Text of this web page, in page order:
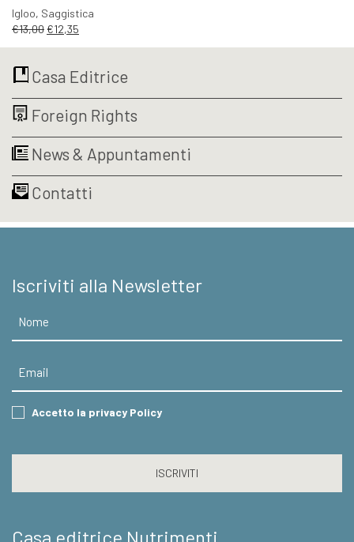
Igloo, Saggistica
€13,00Il
era:
€12,35
è:
Casa Editrice
Foreign Rights
News & Appuntamenti
Contatti
Iscriviti alla Newsletter
Consent
Accetto la privacy Policy
Casa editrice Nutrimenti